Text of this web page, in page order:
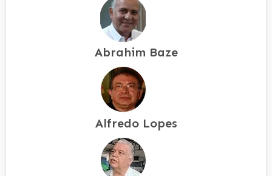
Abrahim Baze
Alfredo Lopes